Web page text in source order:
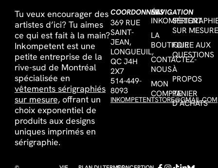
Tu veux encourager des
artistes d’ici? Tu aimes
ce qui est fait à la main?
Inkompetent est une
petite entreprise de la
rive-sud de Montréal
spécialisée en
vêtements sérigraphiés
sur mesure, offrant un
choix exponentiel de
produits aux designs
uniques imprimés en
sérigraphie.
COORDONNÉES
369 RUE
SAINT-
JEAN,
LONGUEUIL,
QC J4H
2X7
514-449-
8093
INKOMPETENTSTORE@GMAIL.COM
NAVIGATION
INKOMPETENT
LA
BOUTIQUE
CONTACTEZ-
NOUS
MON
COMPTE
SUR
FOIRE AUX
QUESTIONS
À
PROPOS
PANIER
D’ACHATS